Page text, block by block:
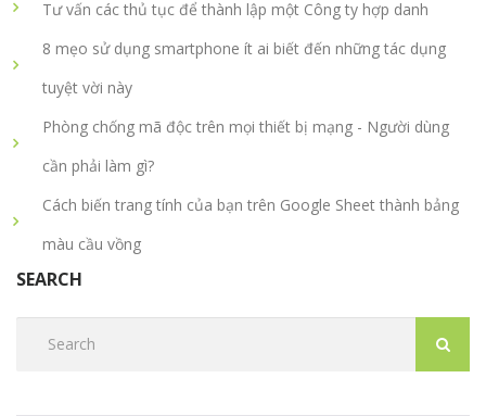
Tư vấn các thủ tục để thành lập một Công ty hợp danh
8 mẹo sử dụng smartphone ít ai biết đến những tác dụng
tuyệt vời này
Phòng chống mã độc trên mọi thiết bị mạng - Người dùng
cần phải làm gì?
Cách biến trang tính của bạn trên Google Sheet thành bảng
màu cầu vồng
SEARCH